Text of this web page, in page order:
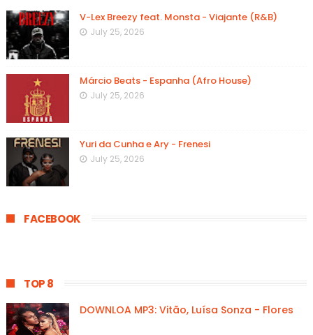
V-Lex Breezy feat. Monsta - Viajante (R&B)
July 25, 2026
Márcio Beats - Espanha (Afro House)
July 25, 2026
Yuri da Cunha e Ary - Frenesi
July 25, 2026
FACEBOOK
TOP 8
DOWNLOA MP3: Vitão, Luísa Sonza - Flores